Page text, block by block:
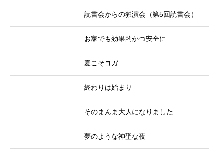
読書会からの独演会（第5回読書会）
お家でも効果的かつ安全に
夏こそヨガ
終わりは始まり
そのまんま大人になりました
夢のような神聖な夜